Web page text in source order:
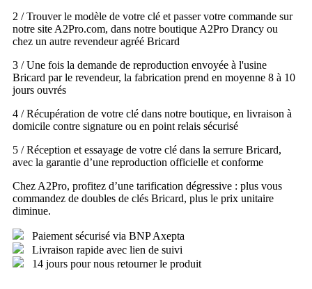
2 / Trouver le modèle de votre clé et passer votre commande sur
notre site A2Pro.com, dans notre boutique A2Pro Drancy ou
chez un autre revendeur agréé Bricard
3 / Une fois la demande de reproduction envoyée à l'usine
Bricard par le revendeur, la fabrication prend en moyenne 8 à 10
jours ouvrés
4 / Récupération de votre clé dans notre boutique, en livraison à
domicile contre signature ou en point relais sécurisé
5 / Réception et essayage de votre clé dans la serrure Bricard,
avec la garantie d’une reproduction officielle et conforme
Chez A2Pro, profitez d’une tarification dégressive : plus vous
commandez de doubles de clés Bricard, plus le prix unitaire
diminue.
Paiement sécurisé via BNP Axepta
Livraison rapide avec lien de suivi
14 jours pour nous retourner le produit